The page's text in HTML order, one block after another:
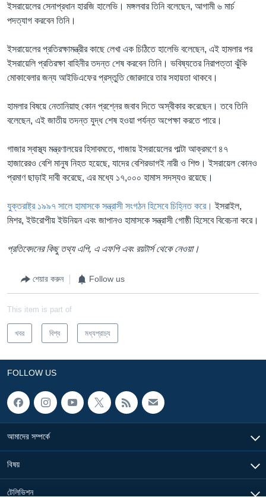
ইসরায়েলের সেনাপ্রধান হারজি হালেভি। মঙ্গলবার তিনি বলেছেন, আগামী ৬ মার্চ
পদত্যাগ করবেন তিনি।
ইসরায়েলের প্রতিরক্ষামন্ত্রীর কাছে লেখা এক চিঠিতে হালেভি বলেছেন, এই হামলার পর
ইসরায়েলি প্রতিরক্ষা বাহিনীর তদন্ত শেষ করবেন তিনি। ভবিষ্যতের নিরাপত্তা ঝুঁকি
মোকাবেলার জন্য আইডিএফের প্রস্তুতি জোরদারে তার সহায়তা থাকবে।
হামলার বিষয়ে নেতানিয়াহু কোন প্রশ্নের জবাব দিতে অস্বীকার করেছেন। তবে তিনি
বলেছেন, এই জাতীয় তদন্ত যুদ্ধ শেষ হওয়া পর্যন্ত অপেক্ষা করতে পারে।
গাজার স্বাস্থ্য মন্ত্রণালয়ের হিসাবমতে, গাজায় ইসরায়েলের পাল্টা আক্রমণে ৪৭
হাজারেরও বেশি মানুষ নিহত হয়েছে, যাদের বেশিরভাগই নারী ও শিশু। ইসরায়েল কোনও
প্রমাণ ছাড়াই দাবী করেছে, এর মধ্যে ১৭,০০০ হামাস সদস্যও রয়েছে।
যুক্তরাষ্ট্র ১৯৯৭ সালে হামাসকে সন্ত্রাসী সংগঠন হিসেবে চিহ্নিত করে। ইসরাইল,
মিশর, ইউরোপীয় ইউনিয়ন এবং জাপানও হামাসকে সন্ত্রাসী গোষ্ঠী হিসেবে বিবেচনা করে।
প্রতিবেদনের কিছু তথ্য এপি, এ এফপি এবং রয়টার্স থেকে নেওয়া।
শেয়ার করুন Follow us
This item is part of
খবর বিশ্ব মধ্যপ্রাচ্য
FOLLOW US
আমাদের সম্পর্কে
বিষয়
টেলিভিশন